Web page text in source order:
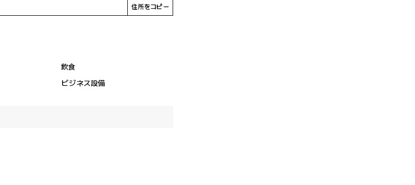
住所をコピー
飲食
ビジネス設備